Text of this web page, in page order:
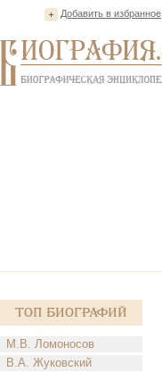
Добавить в избранное
Топ Биографий
М.В. Ломоносов
В.А. Жуковский